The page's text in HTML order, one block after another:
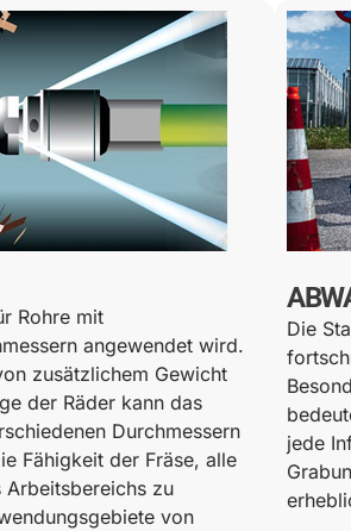
Rohre mit
angewendet wird.
zusätzlichem Gewicht
der Räder kann das
Durchmessern
Fähigkeit der Fräse, alle
Arbeitsbereichs zu
von
Die
jede